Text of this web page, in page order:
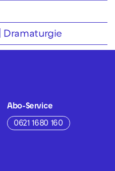
Dramaturgie
Abo-Service
0621 1680 160